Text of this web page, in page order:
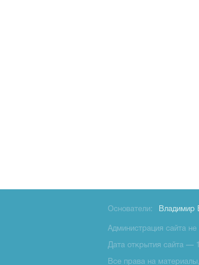
Основатели: Владимир
Администрация сайта
Дата открытия сайта —
Все права на